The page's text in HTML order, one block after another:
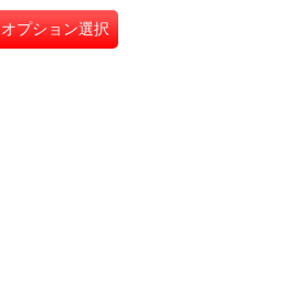
オプション選択